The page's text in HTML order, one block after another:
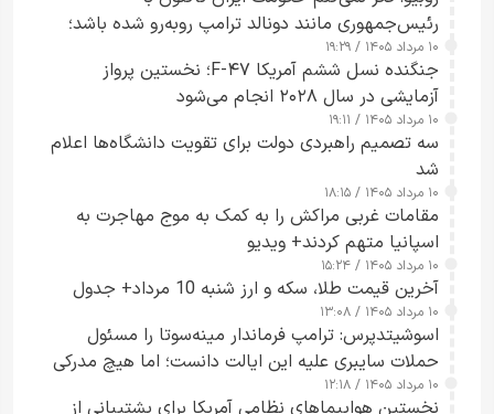
رئیس‌جمهوری مانند دونالد ترامپ روبه‌رو شده باشد؛
کسی که واقعاً دست به اقدام می‌زند
۱۰ مرداد ۱۴۰۵ / ۱۹:۲۹
جنگنده نسل ششم آمریکا F-۴۷؛ نخستین پرواز
آزمایشی در سال ۲۰۲۸ انجام می‌شود
۱۰ مرداد ۱۴۰۵ / ۱۹:۱۱
سه تصمیم راهبردی دولت برای تقویت دانشگاه‌ها اعلام
شد
۱۰ مرداد ۱۴۰۵ / ۱۸:۱۵
مقامات غربی مراکش را به کمک به موج مهاجرت به
اسپانیا متهم کردند+ ویدیو
۱۰ مرداد ۱۴۰۵ / ۱۵:۲۴
آخرین قیمت طلا، سکه و ارز شنبه 10 مرداد+ جدول
۱۰ مرداد ۱۴۰۵ / ۱۳:۰۸
اسوشیتدپرس: ترامپ فرماندار مینه‌سوتا را مسئول
حملات سایبری علیه این ایالت دانست؛ اما هیچ مدرکی
ارائه نکرد
۱۰ مرداد ۱۴۰۵ / ۱۲:۱۸
نخستین هواپیماهای نظامی آمریکا برای پشتیبانی از